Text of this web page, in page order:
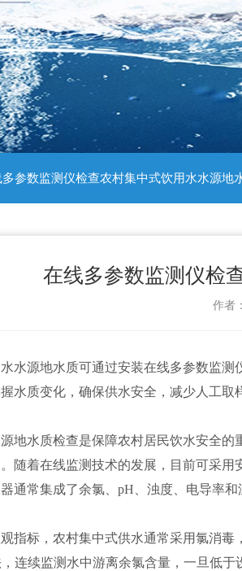
多参数监测仪检查农村集中式饮用水水源地
在线多参数监测仪检
作者：
水源地水质可通过安装在线多参数监
水质变化，确保供水安全，减少人工取
地水质检查是保障农村居民饮水安全
随着在线监测技术的发展，目前可采
通常集成了余氯、pH、浊度、电导率
指标，农村集中式供水通常采用氯消
连续监测水中游离余氯含量，一旦低